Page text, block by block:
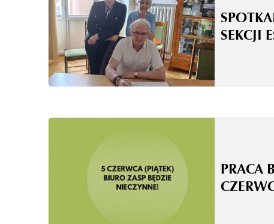
SEKCJI
PRACA